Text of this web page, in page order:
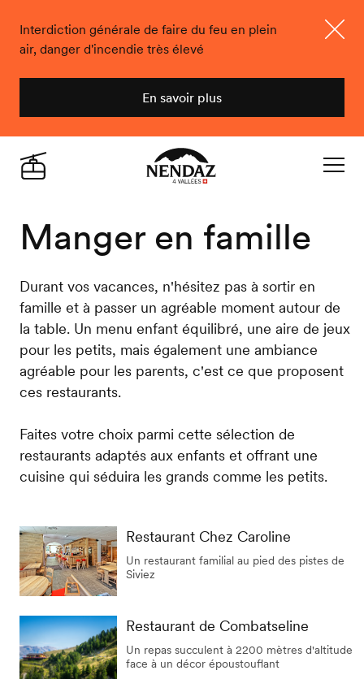
Interdiction générale de faire du feu en plein
air, danger d'incendie très élevé
En savoir plus
Manger en famille
Durant vos vacances, n'hésitez pas à sortir en
famille et à passer un agréable moment autour de
la table. Un menu enfant équilibré, une aire de jeux
pour les petits, mais également une ambiance
agréable pour les parents, c'est ce que proposent
ces restaurants.
Faites votre choix parmi cette sélection de
restaurants adaptés aux enfants et offrant une
cuisine qui séduira les grands comme les petits.
Restaurant Chez Caroline
Un restaurant familial au pied des pistes de
Siviez
Restaurant de Combatseline
Un repas succulent à 2200 mètres d'altitude
face à un décor époustouflant